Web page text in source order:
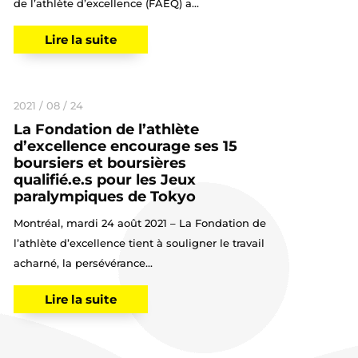
de l’athlète d’excellence (FAEQ) a...
Lire la suite
La Fondation de l’athlète
d’excellence encourage ses 15
boursiers et boursières
qualifié.e.s pour les Jeux
paralympiques de Tokyo
2021 / 08 / 24
Montréal, mardi 24 août 2021 – La Fondation de
l’athlète d’excellence tient à souligner le travail
acharné, la persévérance...
Lire la suite